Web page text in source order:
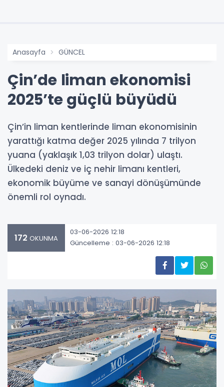
Anasayfa GÜNCEL
Çin’de liman ekonomisi
2025’te güçlü büyüdü
Çin’in liman kentlerinde liman ekonomisinin
yarattığı katma değer 2025 yılında 7 trilyon
yuana (yaklaşık 1,03 trilyon dolar) ulaştı.
Ülkedeki deniz ve iç nehir limanı kentleri,
ekonomik büyüme ve sanayi dönüşümünde
önemli rol oynadı.
172 OKUNMA
03-06-2026 12:18
Güncelleme : 03-06-2026 12:18